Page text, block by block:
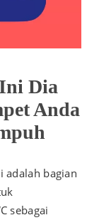
Dia
Anda
adalah bagian
sebagai